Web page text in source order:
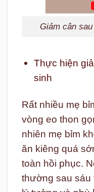
Giảm cân
Thực hiện
sinh
Rất nhiều mẹ
vòng eo thon
nhiên mẹ bỉm
ăn kiêng quá
toàn hồi phục.
thường sau sáu